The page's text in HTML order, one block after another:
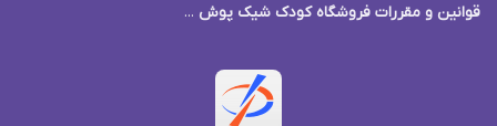
قوانین و مقررات فروشگاه کودک شیک پوش ...